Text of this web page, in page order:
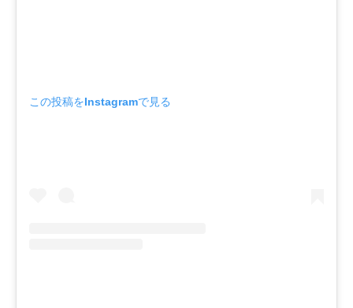
この投稿をInstagramで見る